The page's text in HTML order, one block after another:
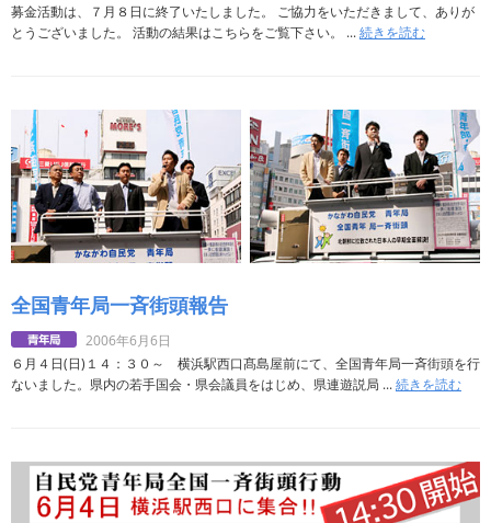
募金活動は、７月８日に終了いたしました。 ご協力をいただきまして、ありが
とうございました。 活動の結果はこちらをご覧下さい。 ...続きを読む
全国青年局一斉街頭報告
2006年6月6日
６月４日(日)１４：３０～ 横浜駅西口髙島屋前にて、全国青年局一斉街頭を行
ないました。県内の若手国会・県会議員をはじめ、県連遊説局 ...続きを読む